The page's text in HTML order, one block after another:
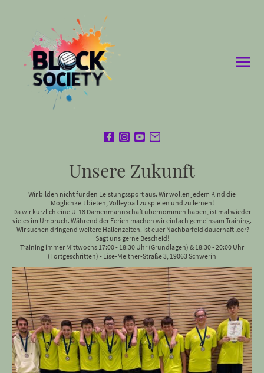
Unsere Zukunft
Wir bilden nicht für den Leistungssport aus. Wir wollen jedem Kind die
Möglichkeit bieten, Volleyball zu spielen und zu lernen!
Da wir kürzlich eine U-18 Damenmannschaft übernommen haben, ist mal wieder
vieles im Umbruch. Während der Ferien machen wir einfach gemeinsam Training.
Wir suchen dringend weitere Hallenzeiten. Ist euer Nachbarfeld dauerhaft leer?
Sagt uns gerne Bescheid!
Training immer Mittwochs 17:00 - 18:30 Uhr (Grundlagen) & 18:30 - 20:00 Uhr
(Fortgeschritten) - Lise-Meitner-Straße 3, 19063 Schwerin